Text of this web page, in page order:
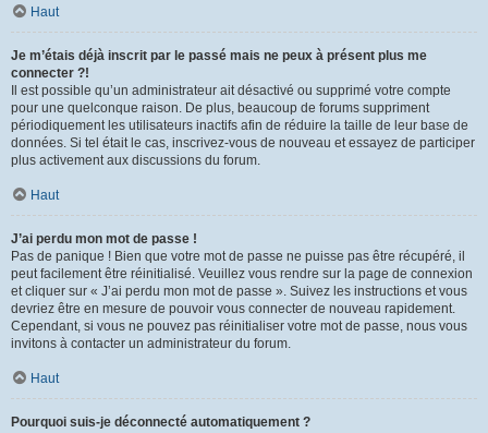
Haut
Je m’étais déjà inscrit par le passé mais ne peux à présent plus me
connecter ?!
Il est possible qu’un administrateur ait désactivé ou supprimé votre compte
pour une quelconque raison. De plus, beaucoup de forums suppriment
périodiquement les utilisateurs inactifs afin de réduire la taille de leur base de
données. Si tel était le cas, inscrivez-vous de nouveau et essayez de participer
plus activement aux discussions du forum.
Haut
J’ai perdu mon mot de passe !
Pas de panique ! Bien que votre mot de passe ne puisse pas être récupéré, il
peut facilement être réinitialisé. Veuillez vous rendre sur la page de connexion
et cliquer sur « J’ai perdu mon mot de passe ». Suivez les instructions et vous
devriez être en mesure de pouvoir vous connecter de nouveau rapidement.
Cependant, si vous ne pouvez pas réinitialiser votre mot de passe, nous vous
invitons à contacter un administrateur du forum.
Haut
Pourquoi suis-je déconnecté automatiquement ?